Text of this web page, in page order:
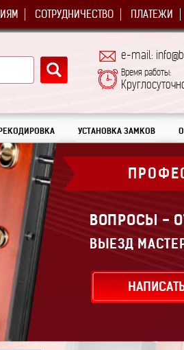
СОТРУДНИЧЕСТВО ПЛАТЕЖИ
e-mail:
Время работы:
УСТАНОВКА ЗАМКОВ
ВОПРОСЫ -
ВЫЕЗД